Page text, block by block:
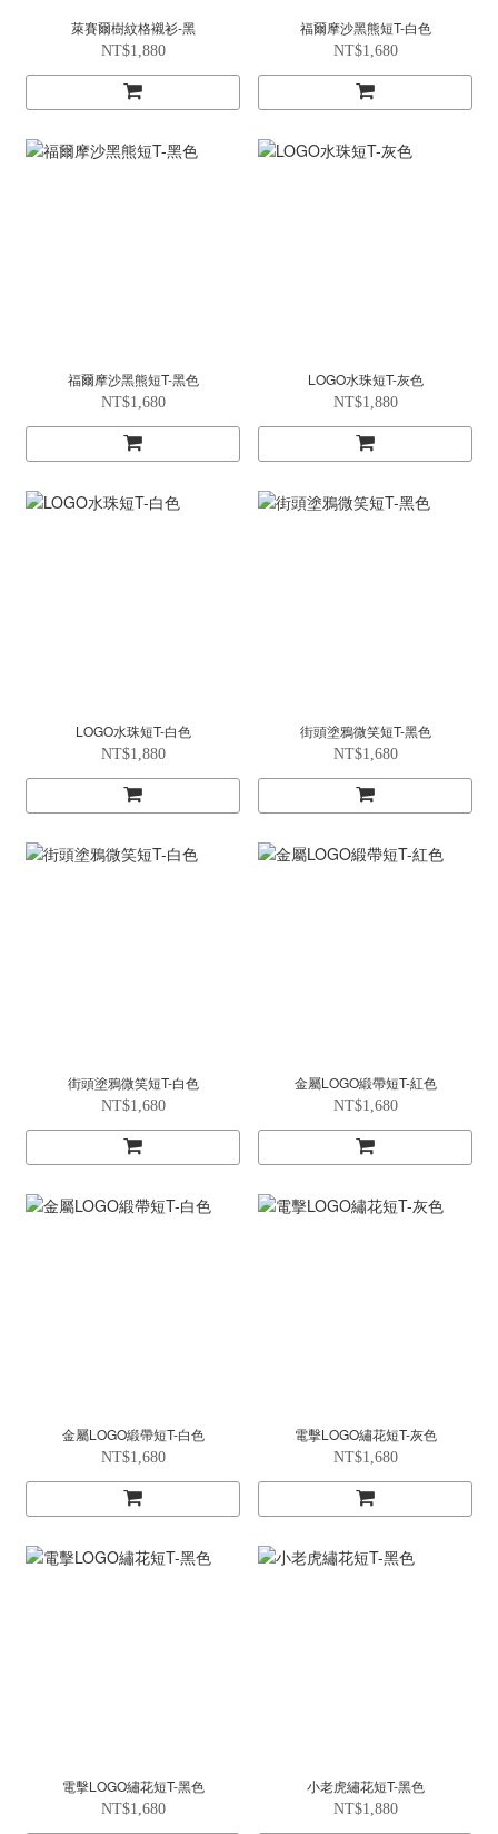
萊賽爾樹紋格襯衫-黑
NT$1,880
福爾摩沙黑熊短T-白色
NT$1,680
福爾摩沙黑熊短T-黑色
NT$1,680
LOGO水珠短T-灰色
NT$1,880
LOGO水珠短T-白色
NT$1,880
街頭塗鴉微笑短T-黑色
NT$1,680
街頭塗鴉微笑短T-白色
NT$1,680
金屬LOGO緞帶短T-紅色
NT$1,680
金屬LOGO緞帶短T-白色
NT$1,680
電擊LOGO繡花短T-灰色
NT$1,680
電擊LOGO繡花短T-黑色
NT$1,680
小老虎繡花短T-黑色
NT$1,880